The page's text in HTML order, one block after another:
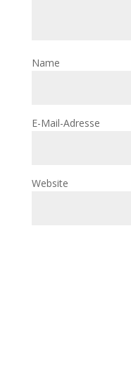
Name
E-Mail-Adresse
Website